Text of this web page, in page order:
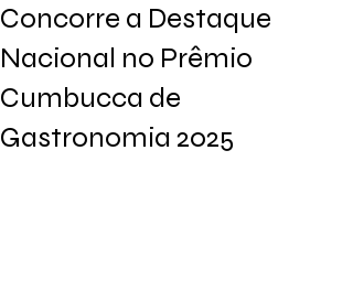
Concorre a Destaque
Nacional no Prêmio
Cumbucca de
Gastronomia 2025